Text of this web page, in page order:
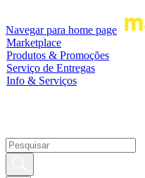
Navegar para home page
Marketplace
Produtos & Promoções
Serviço de Entregas
Info & Serviços